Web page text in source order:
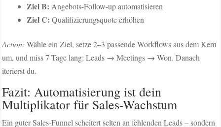
Ziel B: Angebots-Follow-up automatisieren
Ziel C: Qualifizierungsquote erhöhen
Action: Wähle ein Ziel, setze 2–3 passende Workflows aus dem Kern
um, und miss 7 Tage lang: Leads → Meetings → Won. Danach
iterierst du.
Fazit: Automatisierung ist dein
Multiplikator für Sales-Wachstum
Ein guter Sales-Funnel scheitert selten an fehlenden Leads – sondern